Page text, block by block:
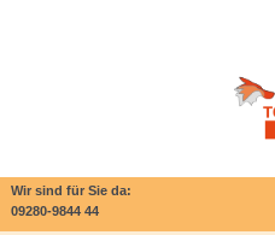
Wir sind für Sie da:
09280-9844 44